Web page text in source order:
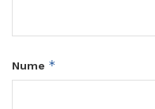
Nume *